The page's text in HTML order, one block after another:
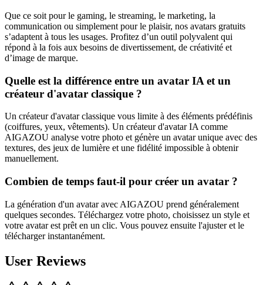
Que ce soit pour le gaming, le streaming, le marketing, la
communication ou simplement pour le plaisir, nos avatars gratuits
s’adaptent à tous les usages. Profitez d’un outil polyvalent qui
répond à la fois aux besoins de divertissement, de créativité et
d’image de marque.
Quelle est la différence entre un avatar IA et un
créateur d'avatar classique ?
Un créateur d'avatar classique vous limite à des éléments prédéfinis
(coiffures, yeux, vêtements). Un créateur d'avatar IA comme
AIGAZOU analyse votre photo et génère un avatar unique avec des
textures, des jeux de lumière et une fidélité impossible à obtenir
manuellement.
Combien de temps faut-il pour créer un avatar ?
La génération d'un avatar avec AIGAZOU prend généralement
quelques secondes. Téléchargez votre photo, choisissez un style et
votre avatar est prêt en un clic. Vous pouvez ensuite l'ajuster et le
télécharger instantanément.
User Reviews